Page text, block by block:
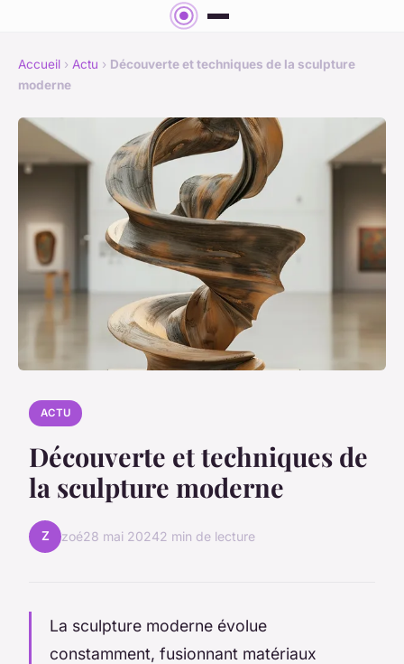
Accueil › Actu › Découverte et techniques de la sculpture
moderne
ACTU
Découverte et techniques de
la sculpture moderne
Z zoé28 mai 20242 min de lecture
La sculpture moderne évolue
constamment, fusionnant matériaux